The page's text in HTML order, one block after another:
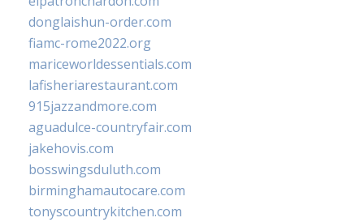
donglaishun-order.com
fiamc-rome2022.org
mariceworldessentials.com
lafisheriarestaurant.com
915jazzandmore.com
aguadulce-countryfair.com
jakehovis.com
bosswingsduluth.com
birminghamautocare.com
tonyscountrykitchen.com